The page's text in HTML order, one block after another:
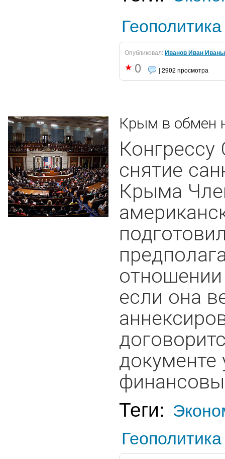
Геополитика
Опубликовал:Иванов Иван
0 | 2902 просмотра
Крым в обмен
снятие
Крыма
если она
документе
Теги:
Геополитика